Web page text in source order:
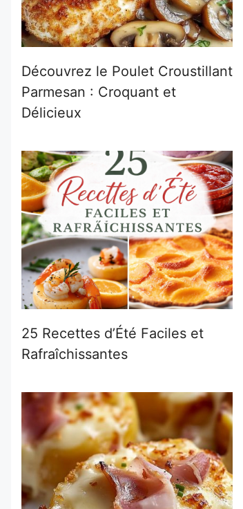
Découvrez le Poulet Croustillant
Parmesan : Croquant et
Délicieux
25 Recettes d’Été Faciles et
Rafraîchissantes